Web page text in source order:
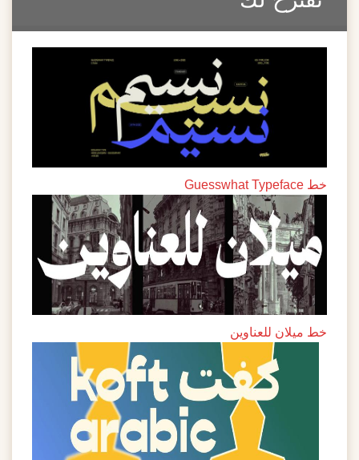
خط Guesswhat Typeface
خط ميلان للعناوين